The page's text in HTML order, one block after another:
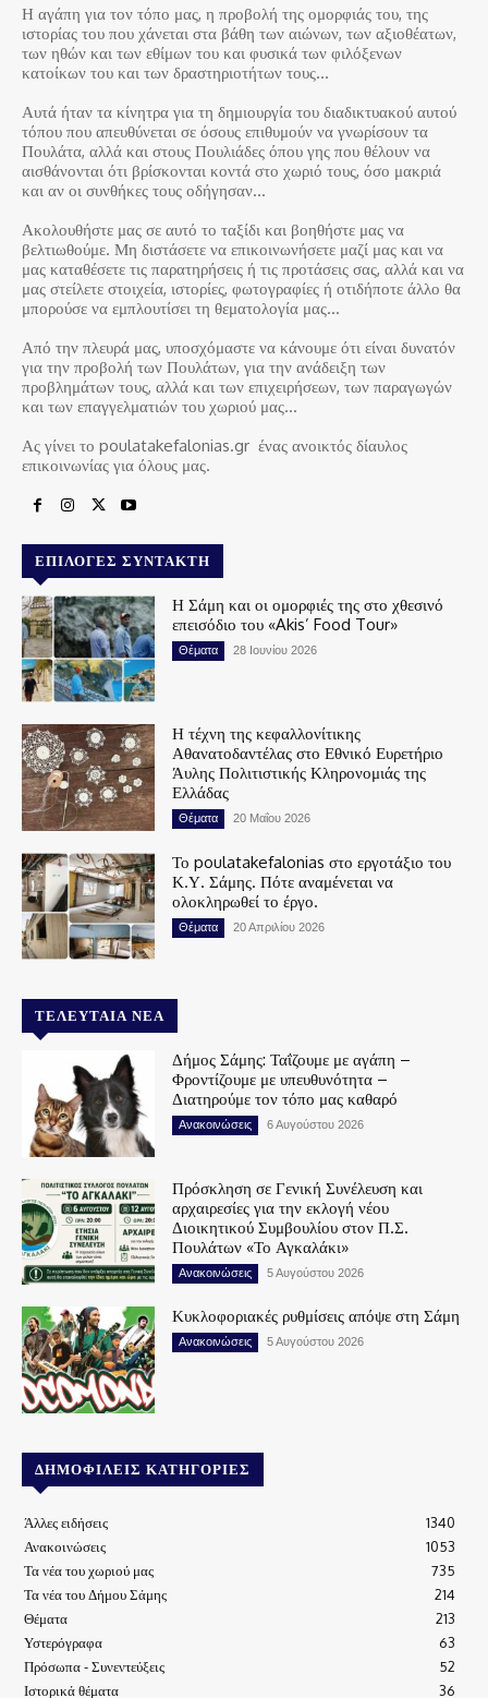
Η αγάπη για τον τόπο μας, η προβολή της ομορφιάς του, της
ιστορίας του που χάνεται στα βάθη των αιώνων, των αξιοθέατων,
των ηθών και των εθίμων του και φυσικά των φιλόξενων
κατοίκων του και των δραστηριοτήτων τους…
Αυτά ήταν τα κίνητρα για τη δημιουργία του διαδικτυακού αυτού
τόπου που απευθύνεται σε όσους επιθυμούν να γνωρίσουν τα
Πουλάτα, αλλά και στους Πουλιάδες όπου γης που θέλουν να
αισθάνονται ότι βρίσκονται κοντά στο χωριό τους, όσο μακριά
και αν οι συνθήκες τους οδήγησαν…
Ακολουθήστε μας σε αυτό το ταξίδι και βοηθήστε μας να
βελτιωθούμε. Μη διστάσετε να επικοινωνήσετε μαζί μας και να
μας καταθέσετε τις παρατηρήσεις ή τις προτάσεις σας, αλλά και να
μας στείλετε στοιχεία, ιστορίες, φωτογραφίες ή οτιδήποτε άλλο θα
μπορούσε να εμπλουτίσει τη θεματολογία μας…
Από την πλευρά μας, υποσχόμαστε να κάνουμε ότι είναι δυνατόν
για την προβολή των Πουλάτων, για την ανάδειξη των
προβλημάτων τους, αλλά και των επιχειρήσεων, των παραγωγών
και των επαγγελματιών του χωριού μας…
Ας γίνει το poulatakefalonias.gr ένας ανοικτός δίαυλος
επικοινωνίας για όλους μας.
ΕΠΙΛΟΓΈΣ ΣΥΝΤΆΚΤΗ
Η Σάμη και οι ομορφιές της στο χθεσινό
επεισόδιο του «Akis’ Food Tour»
Θέματα 28 Ιουνίου 2026
Η τέχνη της κεφαλλονίτικης
Αθανατοδαντέλας στο Εθνικό Ευρετήριο
Άυλης Πολιτιστικής Κληρονομιάς της
Ελλάδας
Θέματα 20 Μαΐου 2026
Το poulatakefalonias στο εργοτάξιο του
Κ.Υ. Σάμης. Πότε αναμένεται να
ολοκληρωθεί το έργο.
Θέματα 20 Απριλίου 2026
ΤΕΛΕΥΤΑΊΑ ΝΈΑ
Δήμος Σάμης: Ταΐζουμε με αγάπη –
Φροντίζουμε με υπευθυνότητα –
Διατηρούμε τον τόπο μας καθαρό
Ανακοινώσεις 6 Αυγούστου 2026
Πρόσκληση σε Γενική Συνέλευση και
αρχαιρεσίες για την εκλογή νέου
Διοικητικού Συμβουλίου στον Π.Σ.
Πουλάτων «Το Αγκαλάκι»
Ανακοινώσεις 5 Αυγούστου 2026
Κυκλοφοριακές ρυθμίσεις απόψε στη Σάμη
Ανακοινώσεις 5 Αυγούστου 2026
ΔΗΜΟΦΙΛΕΊΣ ΚΑΤΗΓΟΡΊΕΣ
Άλλες ειδήσεις
1340
Ανακοινώσεις
1053
Τα νέα του χωριού μας
735
Τα νέα του Δήμου Σάμης
214
Θέματα
213
Υστερόγραφα
63
Πρόσωπα - Συνεντεύξεις
52
Ιστορικά θέματα
36